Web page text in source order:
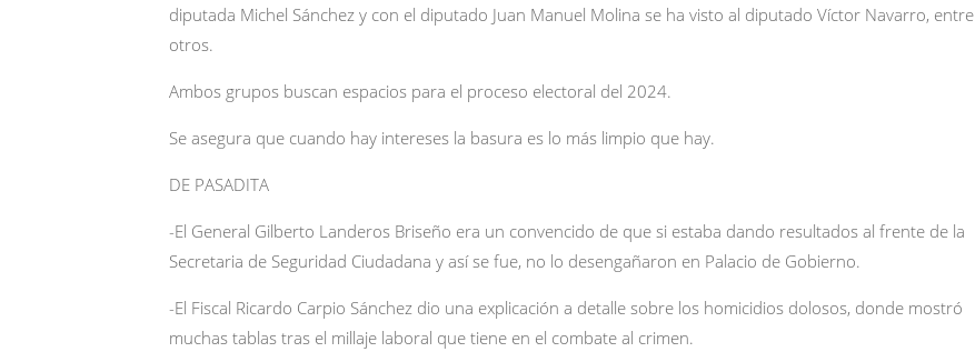
diputada Michel Sánchez y con el diputado Juan Manuel Molina se ha visto al diputado Víctor Navarro, entre
otros.
Ambos grupos buscan espacios para el proceso electoral del 2024.
Se asegura que cuando hay intereses la basura es lo más limpio que hay.
DE PASADITA
-El General Gilberto Landeros Briseño era un convencido de que si estaba dando resultados al frente de la
Secretaria de Seguridad Ciudadana y así se fue, no lo desengañaron en Palacio de Gobierno.
-El Fiscal Ricardo Carpio Sánchez dio una explicación a detalle sobre los homicidios dolosos, donde mostró
muchas tablas tras el millaje laboral que tiene en el combate al crimen.